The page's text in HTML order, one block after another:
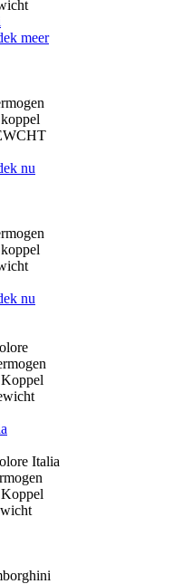
meer
koppel
nu
koppel
nu
Koppel
Italia
Koppel